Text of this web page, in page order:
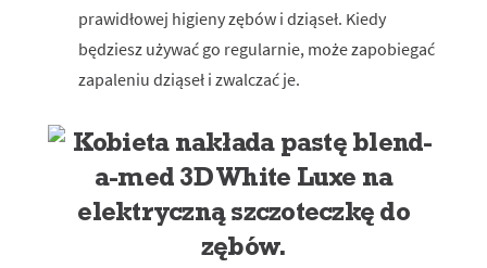
prawidłowej higieny zębów i dziąseł. Kiedy
będziesz używać go regularnie, może zapobiegać
zapaleniu dziąseł i zwalczać je.